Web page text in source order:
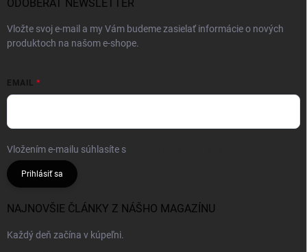
ODOBERAŤ NEWSLETTER
Vložte svoj e-mail a my Vám budeme zasielať informácie o nových
produktoch na našom e-shope.
EMAIL
Vložením e-mailu súhlasíte s
Prihlásiť sa
NAJNOVŠIE ČLÁNKY Z NÁŠHO MAGAZÍNU
Každý deň začína v kúpeľni.